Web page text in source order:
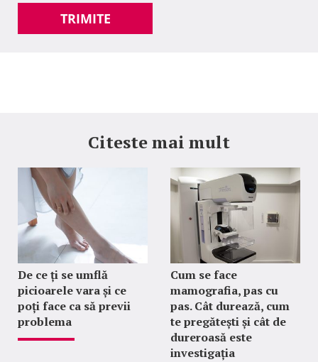
TRIMITE
Citeste mai mult
De ce ți se umflă
picioarele vara și ce
poți face ca să previi
problema
Cum se face
mamografia, pas cu
pas. Cât durează, cum
te pregătești și cât de
dureroasă este
investigația